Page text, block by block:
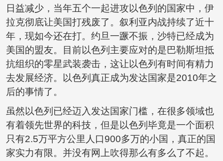
日益减少，当年五个一起进攻以色列的国家中，伊
拉克彻底让美国打残废了。叙利亚内战持续了近十
年，现如今还在打。约旦一蹶不振，沙特已经成为
美国的盟友。目前以色列主要应对的是巴勒斯坦抵
抗组织的零星武装袭击，这让以色列有时间有精力
去发展经济。以色列真正成为发达国家是2010年之
后的事情了。
虽然以色列已经迈入发达国家门槛，在很多领域也
有着领先世界的科技，但是以色列毕竟是一个面积
只有2.5万平方公里人口900多万的小国，真正的国
家实力有限。并没有网上吹得那么有多么了不起。